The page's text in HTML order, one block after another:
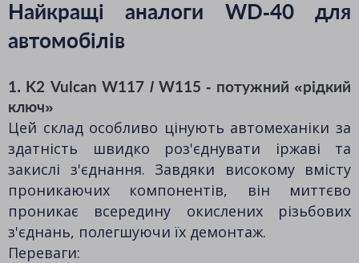
Найкращі аналоги WD-40 для
автомобілів
1. K2 Vulcan W117 / W115 - потужний «рідкий
ключ»
Цей склад особливо цінують автомеханіки за
здатність швидко роз'єднувати іржаві та
закислі з'єднання. Завдяки високому вмісту
проникаючих компонентів, він миттєво
проникає всередину окислених різьбових
з'єднань, полегшуючи їх демонтаж.
Переваги: